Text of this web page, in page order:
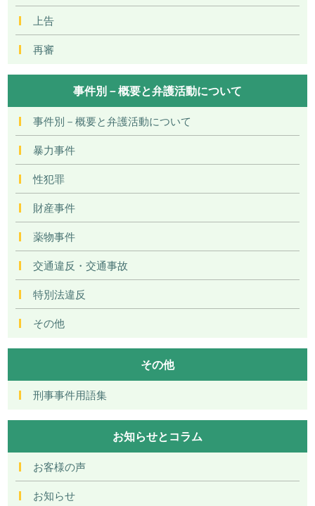
上告
再審
事件別－概要と弁護活動について
事件別－概要と弁護活動について
暴力事件
性犯罪
財産事件
薬物事件
交通違反・交通事故
特別法違反
その他
その他
刑事事件用語集
お知らせとコラム
お客様の声
お知らせ